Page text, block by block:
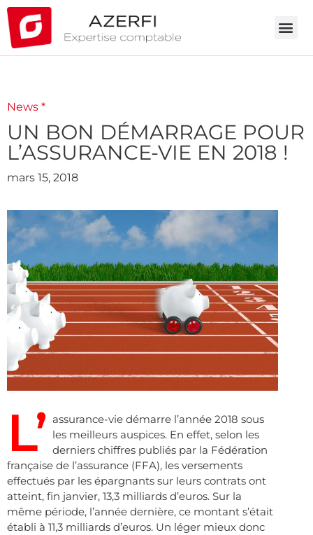
News *
UN BON DÉMARRAGE POUR
L’ASSURANCE-VIE EN 2018 !
mars 15, 2018
L’ assurance-vie démarre l’année 2018 sous
les meilleurs auspices. En effet, selon les
derniers chiffres publiés par la Fédération
française de l’assurance (FFA), les versements
effectués par les épargnants sur leurs contrats ont
atteint, fin janvier, 13,3 milliards d’euros. Sur la
même période, l’année dernière, ce montant s’était
établi à 11,3 milliards d’euros. Un léger mieux donc